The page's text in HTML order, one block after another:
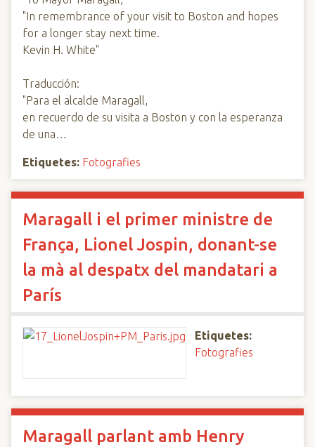
"In remembrance of your visit to Boston and hopes
for a longer stay next time.
Kevin H. White"
Traducción:
"Para el alcalde Maragall,
en recuerdo de su visita a Boston y con la esperanza
de una…
Etiquetes: Fotografies
Maragall i el primer ministre de
França, Lionel Jospin, donant-se
la mà al despatx del mandatari a
París
Etiquetes:
Fotografies
Maragall parlant amb Henry